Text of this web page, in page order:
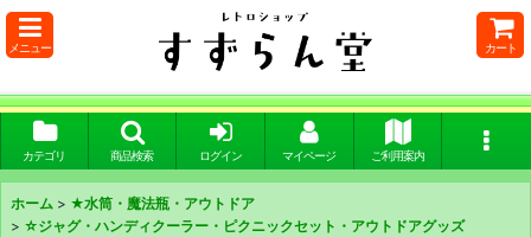
メニュー カート
カテゴリ 商品検索 ログイン マイページ ご利用案内
ホーム > ★水筒・魔法瓶・アウトドア
> ☆ジャグ・ハンディクーラー・ピクニックセット・アウトドアグッズ